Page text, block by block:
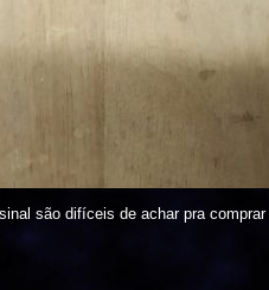
são difíceis de achar pra